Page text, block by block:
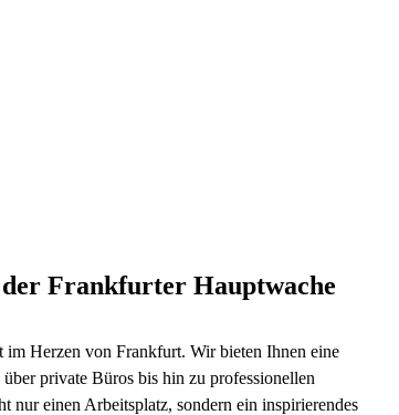
Frankfurter Hauptwache
Herzen von Frankfurt. Wir bieten Ihnen eine
private Büros bis hin zu professionellen
nur einen Arbeitsplatz, sondern ein inspirierendes